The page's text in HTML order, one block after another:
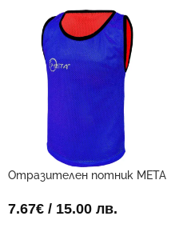
Отразителен потник META
7.67€/ 15.00 лв.